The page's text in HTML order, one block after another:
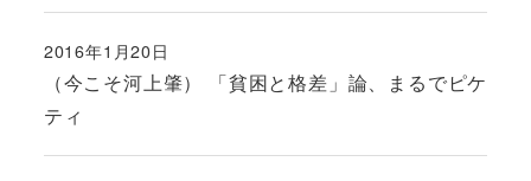
（今こそ河上肇） 「貧困と格差」論、まるでピケ
ティ
投稿日
2016年1月20日